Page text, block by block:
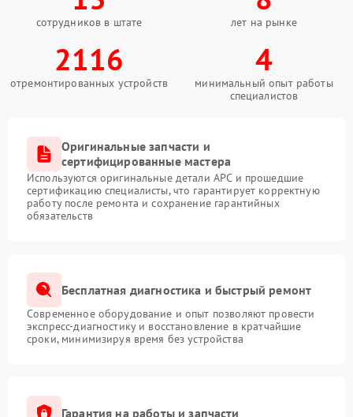
сотрудников в штате лет на рынке
2116
отремонтированных устройств
4
минимальный опыт работы
специалистов
Оригинальные запчасти и
сертифицированные мастера
Используются оригинальные детали APC и прошедшие
сертификацию специалисты, что гарантирует корректную
работу после ремонта и сохранение гарантийных
обязательств
Бесплатная диагностика и быстрый ремонт
Современное оборудование и опыт позволяют провести
экспресс-диагностику и восстановление в кратчайшие
сроки, минимизируя время без устройства
Гарантия на работы и запчасти